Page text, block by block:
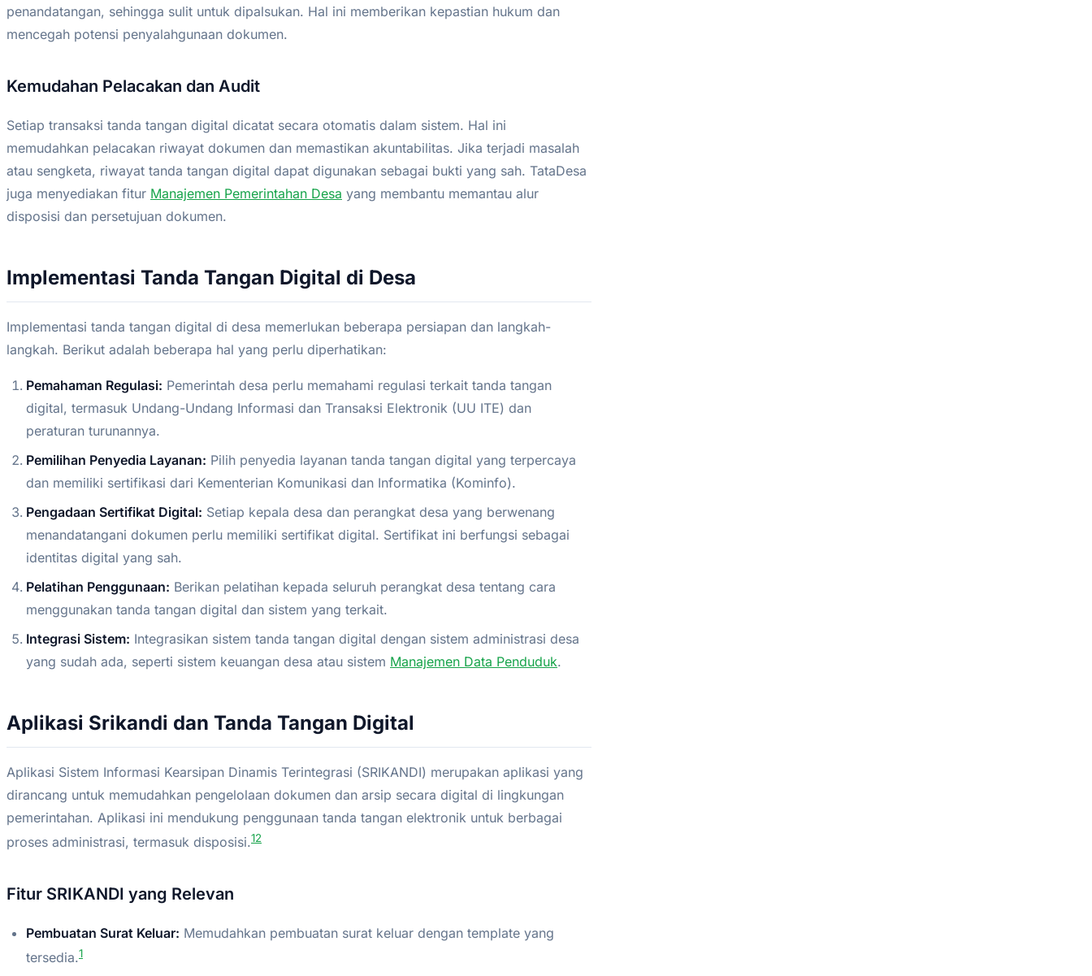
penandatangan, sehingga sulit untuk dipalsukan. Hal ini memberikan kepastian hukum dan
mencegah potensi penyalahgunaan dokumen.
Kemudahan Pelacakan dan Audit
Setiap transaksi tanda tangan digital dicatat secara otomatis dalam sistem. Hal ini
memudahkan pelacakan riwayat dokumen dan memastikan akuntabilitas. Jika terjadi masalah
atau sengketa, riwayat tanda tangan digital dapat digunakan sebagai bukti yang sah. TataDesa
juga menyediakan fitur Manajemen Pemerintahan Desa yang membantu memantau alur
disposisi dan persetujuan dokumen.
Implementasi Tanda Tangan Digital di Desa
Implementasi tanda tangan digital di desa memerlukan beberapa persiapan dan langkah-
langkah. Berikut adalah beberapa hal yang perlu diperhatikan:
Pemahaman Regulasi: Pemerintah desa perlu memahami regulasi terkait tanda tangan
digital, termasuk Undang-Undang Informasi dan Transaksi Elektronik (UU ITE) dan
peraturan turunannya.
Pemilihan Penyedia Layanan: Pilih penyedia layanan tanda tangan digital yang terpercaya
dan memiliki sertifikasi dari Kementerian Komunikasi dan Informatika (Kominfo).
Pengadaan Sertifikat Digital: Setiap kepala desa dan perangkat desa yang berwenang
menandatangani dokumen perlu memiliki sertifikat digital. Sertifikat ini berfungsi sebagai
identitas digital yang sah.
Pelatihan Penggunaan: Berikan pelatihan kepada seluruh perangkat desa tentang cara
menggunakan tanda tangan digital dan sistem yang terkait.
Integrasi Sistem: Integrasikan sistem tanda tangan digital dengan sistem administrasi desa
yang sudah ada, seperti sistem keuangan desa atau sistem Manajemen Data Penduduk.
Aplikasi Srikandi dan Tanda Tangan Digital
Aplikasi Sistem Informasi Kearsipan Dinamis Terintegrasi (SRIKANDI) merupakan aplikasi yang
dirancang untuk memudahkan pengelolaan dokumen dan arsip secara digital di lingkungan
pemerintahan. Aplikasi ini mendukung penggunaan tanda tangan elektronik untuk berbagai
proses administrasi, termasuk disposisi.12
Fitur SRIKANDI yang Relevan
Pembuatan Surat Keluar: Memudahkan pembuatan surat keluar dengan template yang
tersedia.1